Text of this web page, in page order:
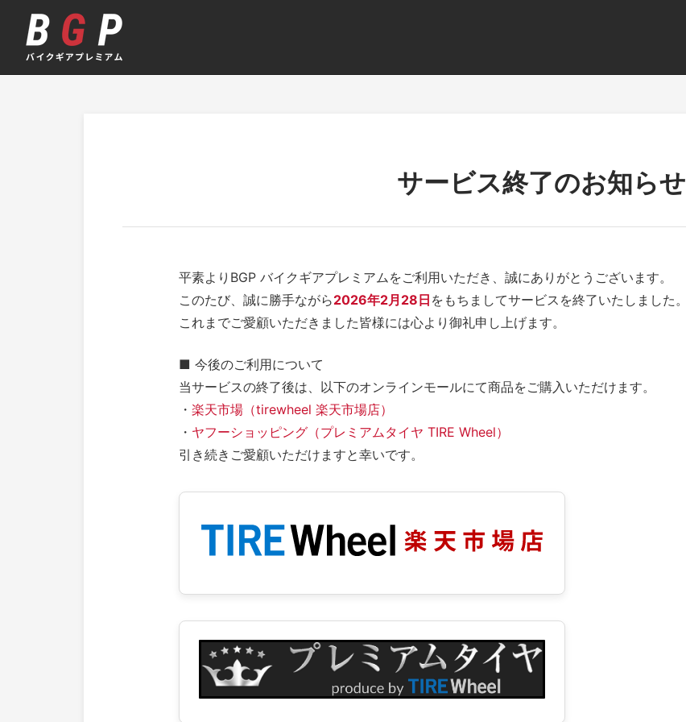
サービス終了のお知らせ
BGP バイクギアプレミアム サービス終了のご案内
平素よりBGP バイクギアプレミアムをご利用いただき、誠にありがとうございます。
このたび、誠に勝手ながら2026年2月28日 をもちましてサービスを終了いたしました。
これまでご愛顧いただきました皆様には心より御礼申し上げます。
■ 今後のご利用について
当サービスの終了後は、以下のオンラインモールにて商品をご購入いただけます。
・ 楽天市場（tirewheel 楽天市場店）
・ ヤフーショッピング（プレミアムタイヤ TIRE Wheel）
引き続きご愛顧いただけますと幸いです。